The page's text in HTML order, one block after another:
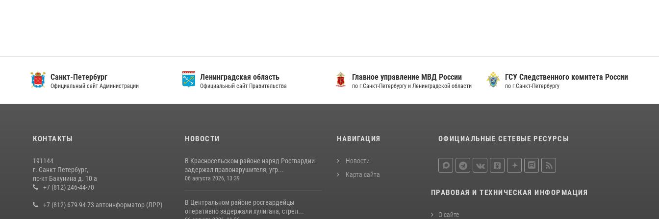
В Ленобласти сотрудники Росгвардии
провели встречу с воспитанниками детского
Санкт-Петербург
Официальный сайт Администрации
Ленинградская область
Официальный сайт Правительства
Главное управление МВД России
по г.Санкт-Петербургу и Ленинградской области
ГСУ Следственного комитета России
по г.Санкт-Петербургу
КОНТАКТЫ
191144
г. Санкт Петербург,
пр-кт Бакунина д. 10 а
+7 (812) 246-44-70
+7 (812) 679-94-73 автоинформатор (ЛРР)
НОВОСТИ
В Красносельском районе наряд Росгвардии
задержал правонарушителя, угр...
06 августа 2026, 13:39
В Центральном районе росгвардейцы
оперативно задержали хулигана, стрел...
НАВИГАЦИЯ
Новости
Карта сайта
ОФИЦИАЛЬНЫЕ СЕТЕВЫЕ РЕСУРСЫ
ПРАВОВАЯ И ТЕХНИЧЕСКАЯ ИНФОРМАЦИЯ
О сайте